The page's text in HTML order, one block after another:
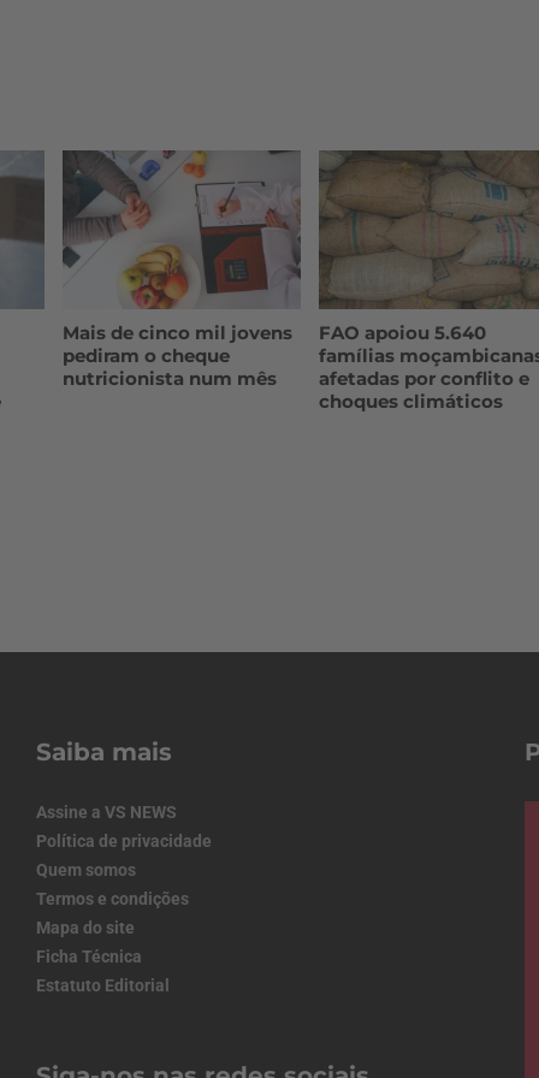
Mais de cinco mil jovens
pediram o cheque
nutricionista num mês
FAO apoiou 5.640
famílias
afetadas por conflito e
choques climáticos
Saiba mais
Assine a VS NEWS
Política de privacidade
Quem somos
Termos e condições
Mapa do site
Ficha Técnica
Estatuto Editorial